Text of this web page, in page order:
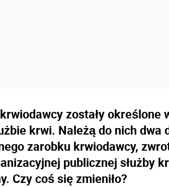
zostały określone
krwi. Należą do nich dwa
zarobku krwiodawcy,
publicznej służby
Czy coś się zmieniło?